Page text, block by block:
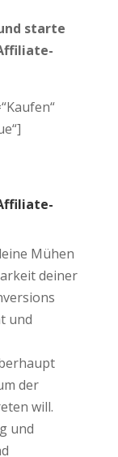
starte
Mühen
deiner
und
der
will.
und